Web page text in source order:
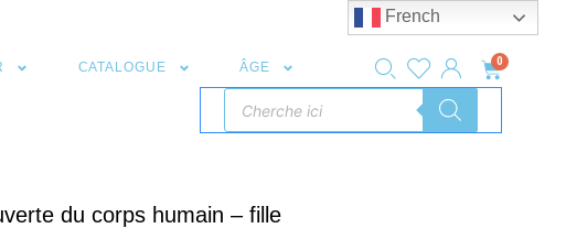
CATALOGUE ÂGE 0
du corps humain – fille
French